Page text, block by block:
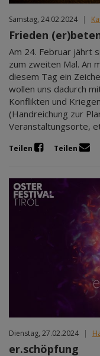
Samstag, 24.02.2024 |
Frieden
Am 24. Februar jährt
zum zweiten Mal. An
diesem Tag ein
wollen uns dadurch
Konflikten und
(Handreichung zur
Veranstaltungsorte,
Teilen Teilen
Dienstag, 27.02.2024 |
er.schöpfung